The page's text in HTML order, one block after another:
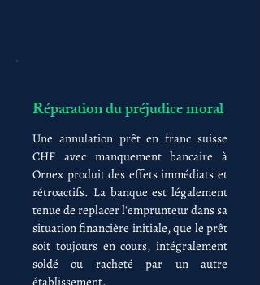
Réparation du préjudice moral
Une annulation prêt en franc suisse
CHF avec manquement bancaire à
Ornex produit des effets immédiats et
rétroactifs. La banque est légalement
tenue de replacer l'emprunteur dans sa
situation financière initiale, que le prêt
soit toujours en cours, intégralement
soldé ou racheté par un autre
établissement.